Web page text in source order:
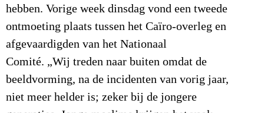
hebben. Vorige week dinsdag vond een tweede
ontmoeting plaats tussen het Caïro-overleg en
afgevaardigden van het Nationaal
Comité. „Wij treden naar buiten omdat de
beeldvorming, na de incidenten van vorig jaar,
niet meer helder is; zeker bij de jongere